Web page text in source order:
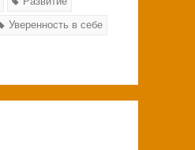
Уверенность в себе